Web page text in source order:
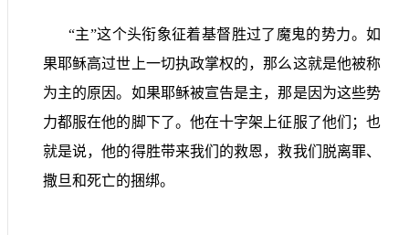
“主”这个头衔象征着基督胜过了魔鬼的势力。如
果耶稣高过世上一切执政掌权的，那么这就是他被称
为主的原因。如果耶稣被宣告是主，那是因为这些势
力都服在他的脚下了。他在十字架上征服了他们；也
就是说，他的得胜带来我们的救恩，救我们脱离罪、
撒旦和死亡的捆绑。